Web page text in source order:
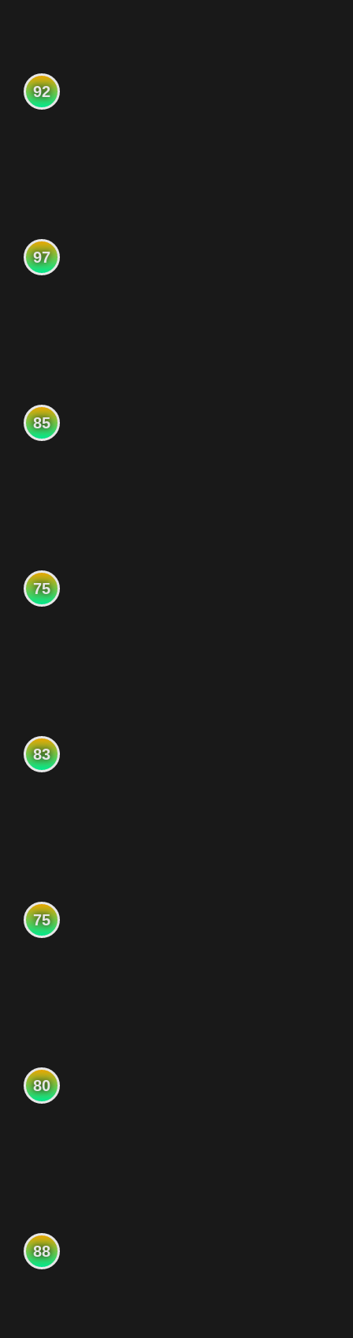
92
97
85
75
83
75
80
88